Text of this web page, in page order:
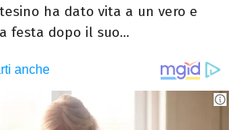
ha dato vita a un vero e
festa dopo il suo...